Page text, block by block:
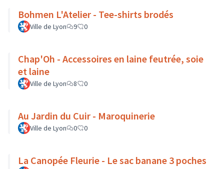
Bohmen L'Atelier - Tee-shirts brodés
Ville de Lyon 9 0
Chap'Oh - Accessoires en laine feutrée, soie
et laine
Ville de Lyon 8 0
Au Jardin du Cuir - Maroquinerie
Ville de Lyon 0 0
La Canopée Fleurie - Le sac banane 3 poches